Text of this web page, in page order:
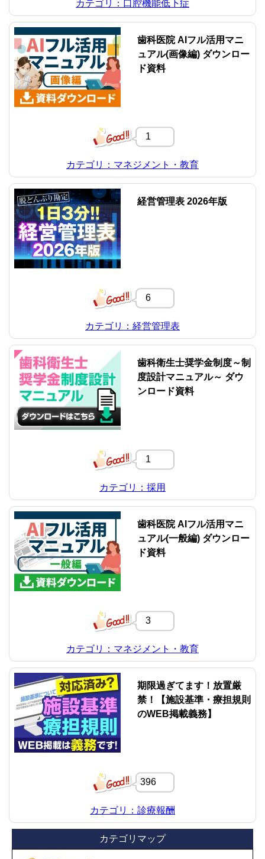
カテゴリ：口腔機能低下症
歯科医院 AIフル活用マニ
ュアル(画像編) ダウンロー
ド資料
1
カテゴリ：マネジメント・教育
経営管理表 2026年版
6
カテゴリ：経営管理表
歯科衛生士奨学金制度～制
度設計マニュアル～ ダウ
ンロード資料
1
カテゴリ：採用
歯科医院 AIフル活用マニ
ュアル(一般編) ダウンロー
ド資料
3
カテゴリ：マネジメント・教育
期限過ぎてます！放置厳
禁！【施設基準・療担規則
のWEB掲載義務】
396
カテゴリ：診療報酬
カテゴリマップ